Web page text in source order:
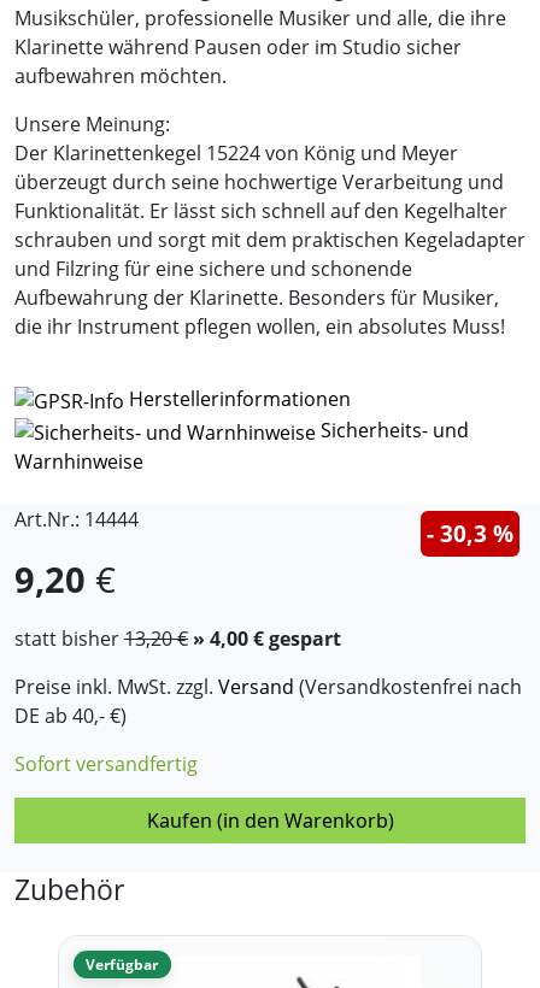
Musikschüler, professionelle Musiker und alle, die ihre
Klarinette während Pausen oder im Studio sicher
aufbewahren möchten.
Unsere Meinung:
Der Klarinettenkegel 15224 von König und Meyer
überzeugt durch seine hochwertige Verarbeitung und
Funktionalität. Er lässt sich schnell auf den Kegelhalter
schrauben und sorgt mit dem praktischen Kegeladapter
und Filzring für eine sichere und schonende
Aufbewahrung der Klarinette. Besonders für Musiker,
die ihr Instrument pflegen wollen, ein absolutes Muss!
Herstellerinformationen
Sicherheits- und
Warnhinweise
Art.Nr.: 14444
9,20 €
statt bisher13,20 € » 4,00 € gespart
- 30,3 %
Preise inkl. MwSt. zzgl. Versand (Versandkostenfrei nach
DE ab 40,- €)
Sofort versandfertig
Kaufen (in den Warenkorb)
Zubehör
Verfügbar